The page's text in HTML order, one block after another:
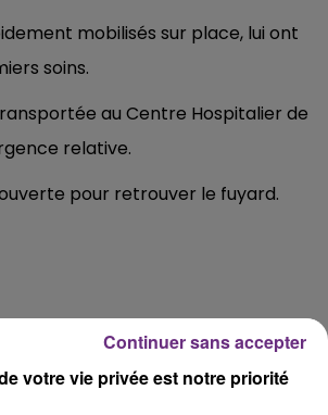
mobilisés sur place, lui ont
soins.
au Centre Hospitalier de
relative.
pour retrouver le fuyard.
votre vie privée est notre priorité
Continuer sans accepter